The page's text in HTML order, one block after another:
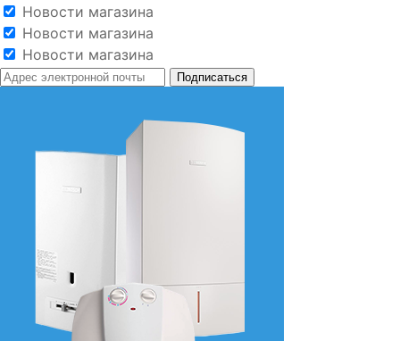
Новости магазина
Новости магазина
Новости магазина